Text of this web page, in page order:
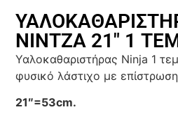
ΝΙΝΤΖΑ 21″ 1
Υαλοκαθαριστήρας Ninja 1
φυσικό λάστιχο με
21″=53cm.